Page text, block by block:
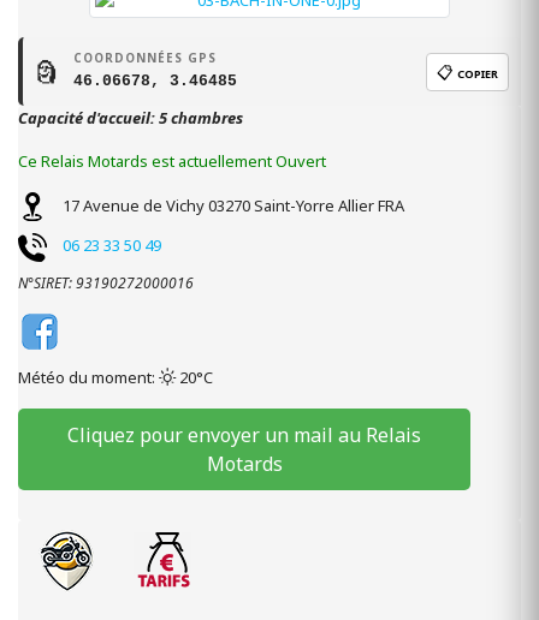
🗿 COORDONNÉES GPS
46.06678, 3.46485 📋 COPIER
Capacité d'accueil: 5 chambres
Ce Relais Motards est actuellement Ouvert
17 Avenue de Vichy03270Saint-Yorre AllierFRA
06 23 33 50 49
N°SIRET: 93190272000016
Météo du moment: 20°C
Cliquez pour envoyer un mail au Relais
Motards